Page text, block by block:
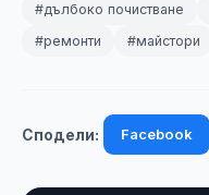
#дълбоко почистване
#ремонти
#майстори
Сподели: Facebook